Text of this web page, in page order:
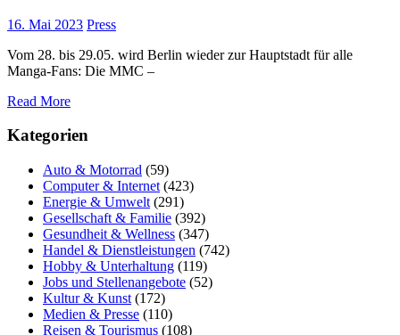
16. Mai 2023 Press
Vom 28. bis 29.05. wird Berlin wieder zur Hauptstadt für alle
Manga-Fans: Die MMC –
Read More
Kategorien
Auto & Motorrad (59)
Computer & Internet (423)
Energie & Umwelt (291)
Gesellschaft & Familie (392)
Gesundheit & Wellness (347)
Handel & Dienstleistungen (742)
Hobby & Unterhaltung (119)
Jobs und Stellenangebote (52)
Kultur & Kunst (172)
Medien & Presse (110)
Reisen & Tourismus (108)